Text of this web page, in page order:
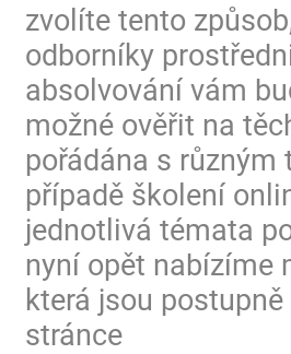
zvolíte tento
odborníky
absolvování vám
možné ověřit na
pořádána s
případě školení
jednotlivá témata
nyní opět nabízíme
která jsou
stránce